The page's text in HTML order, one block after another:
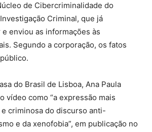
de Cibercriminalidade do
Criminal, que já
enviou as informações às
Segundo a corporação, os fatos
do Brasil de Lisboa, Ana Paula
vídeo como “a expressão mais
criminosa do discurso anti-
e da xenofobia”, em publicação no